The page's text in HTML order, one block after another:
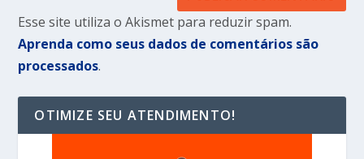
Esse site utiliza o Akismet para reduzir spam.
Aprenda como seus dados de comentários são
processados.
OTIMIZE SEU ATENDIMENTO!